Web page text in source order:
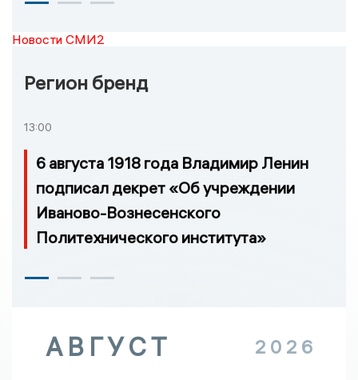
Новости СМИ2
Регион бренд
13:00
6 августа 1918 года Владимир Ленин
подписал декрет «Об учреждении
Иваново-Вознесенского
Политехнического института»
АВГУСТ 2026